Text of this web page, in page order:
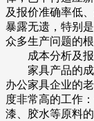
及报价准确率低
暴露无遗，特别
众多生产问题的根
成本分析及报
家具产品的成
办公家具企业的
度非常高的工作
漆、胶水等原料